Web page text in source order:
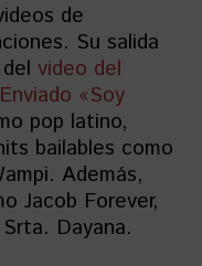
de
Su salida
video del
«Soy
pop latino,
bailables como
Además,
Jacob Forever,
Dayana.